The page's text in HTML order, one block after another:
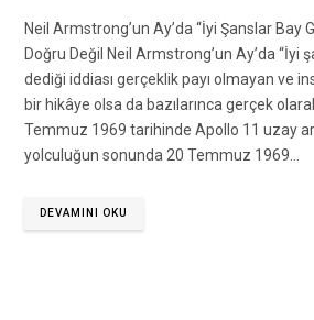
Neil Armstrong’un Ay’da “İyi Şanslar Bay
Doğru Değil Neil Armstrong’un Ay’da “İyi
dediği iddiası gerçeklik payı olmayan ve
bir hikâye olsa da bazılarınca gerçek
Temmuz 1969 tarihinde Apollo 11 uzay
yolculuğun sonunda 20 Temmuz 1969…
DEVAMINI OKU